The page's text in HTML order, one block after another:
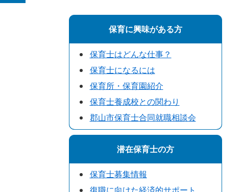
保育に興味がある方
保育士はどんな仕事？
保育士になるには
保育所・保育園紹介
保育士養成校との関わり
郡山市保育士合同就職相談会
潜在保育士の方
保育士募集情報
復職に向けた経済的サポート